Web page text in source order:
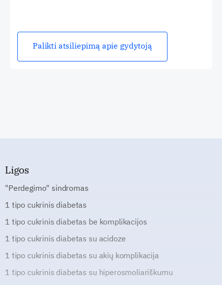
Palikti atsiliepimą apie gydytoją
Ligos
"Perdegimo" sindromas
1 tipo cukrinis diabetas
1 tipo cukrinis diabetas be komplikacijos
1 tipo cukrinis diabetas su acidoze
1 tipo cukrinis diabetas su akių komplikacija
1 tipo cukrinis diabetas su hiperosmoliariškumu